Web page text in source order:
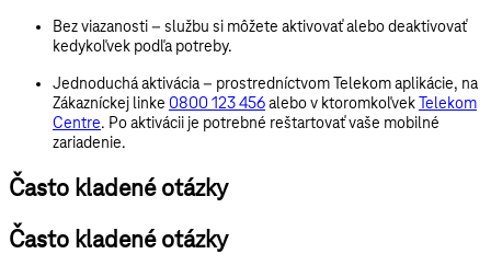
Bez viazanosti– službu si môžete aktivovať alebo deaktivovať
kedykoľvek podľa potreby.
Jednoduchá aktivácia– prostredníctvom Telekom aplikácie, na
Zákazníckej linke 0800 123 456alebo v ktoromkoľvek Telekom
Centre. Po aktivácii je potrebné reštartovať vaše mobilné
zariadenie.
Často kladené otázky
Často kladené otázky